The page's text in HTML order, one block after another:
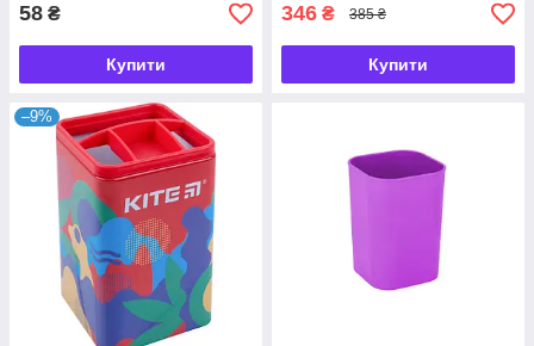
58 ₴
Купити
346 ₴ 385 ₴
Купити
–9%